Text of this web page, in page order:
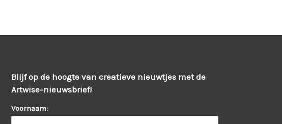
Blijf op de hoogte van creatieve nieuwtjes met de
Artwise-nieuwsbrief!
Voornaam: